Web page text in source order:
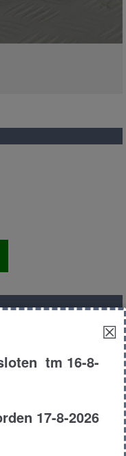
3437
E32
☒
tm 16-8-
17-8-2026